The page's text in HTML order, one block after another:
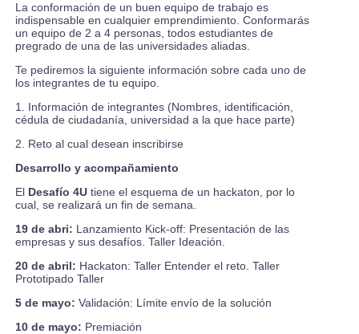
La conformación de un buen equipo de trabajo es
indispensable en cualquier emprendimiento. Conformarás
un equipo de 2 a 4 personas, todos estudiantes de
pregrado de una de las universidades aliadas.
Te pediremos la siguiente información sobre cada uno de
los integrantes de tu equipo.
1. Información de integrantes (Nombres, identificación,
cédula de ciudadanía, universidad a la que hace parte)
2. Reto al cual desean inscribirse
Desarrollo y acompañamiento
El Desafío 4Utiene el esquema de un hackaton, por lo
cual, se realizará un fin de semana.
19 de abri: Lanzamiento Kick-off: Presentación de las
empresas y sus desafíos. Taller Ideación.
20 de abril: Hackaton: Taller Entender el reto. Taller
Prototipado Taller
5 de mayo: Validación: Límite envío de la solución
10 de mayo: Premiación